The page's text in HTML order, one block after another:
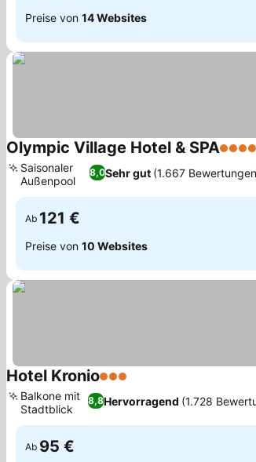
Preise von 14 Websites
Olympic Village Hotel & SPA4
8,0Sehr gut (1.667
Saisonaler
Außenpool
Ab 121 €
Preise von 10 Websites
Hotel Kronio3 Sterne
8,8Hervorragend (1.728
Balkone mit
Stadtblick
Ab 95 €